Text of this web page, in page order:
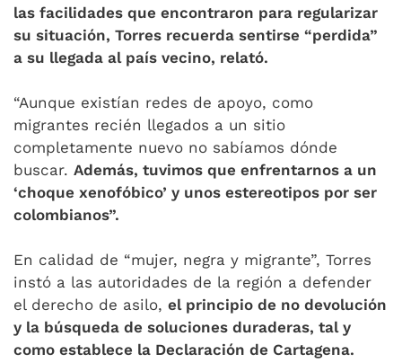
las facilidades que encontraron para regularizar
su situación, Torres recuerda sentirse “perdida”
a su llegada al país vecino, relató.
“Aunque existían redes de apoyo, como
migrantes recién llegados a un sitio
completamente nuevo no sabíamos dónde
buscar. Además, tuvimos que enfrentarnos a un
‘choque xenofóbico’ y unos estereotipos por ser
colombianos”.
En calidad de “mujer, negra y migrante”, Torres
instó a las autoridades de la región a defender
el derecho de asilo, el principio de no devolución
y la búsqueda de soluciones duraderas, tal y
como establece la Declaración de Cartagena.